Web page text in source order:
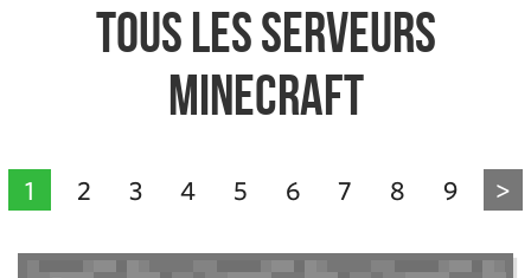
Tous les serveurs
Minecraft
1 2 3 4 5 6 7 8 9 >